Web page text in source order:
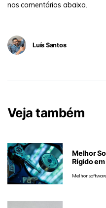
nos comentários abaixo.
Luís Santos
Veja também
Melhor
Rígido
Melhor